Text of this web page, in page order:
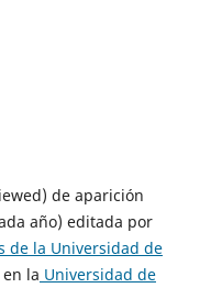
de aparición
año) editada por
de la Universidad de
la Universidad de